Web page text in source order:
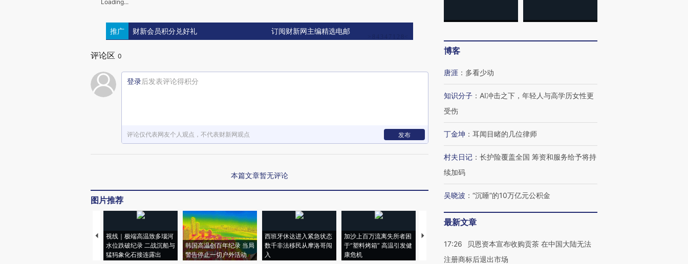
Loading...
推广 财新会员积分兑好礼 订阅财新网主编精选电邮
评论区 0
登录后发表评论得积分
评论仅代表网友个人观点，不代表财新网观点 发布
本篇文章暂无评论
图片推荐
视线｜极端高温致多瑙河
水位跌破纪录 二战沉船与
猛犸象化石接连露出
韩国高温创百年纪录 当局
警告停止一切户外活动
西班牙休达进入紧急状态
数千非法移民从摩洛哥闯
入
加沙上百万流离失所者困
于“塑料烤箱” 高温引发健
康危机
马航飞行员跨国走私7万
粒摇头丸 尿检体内含3种
术：是什么让中产们甘
心“花钱找虐”？
泽连斯基密集出访美英 索
博客
唐涯 ： 多看少动
知识分子 ： AI冲击之下，年轻人与高学历女性更
受伤
丁金坤 ： 耳闻目睹的几位律师
村夫日记 ： 长护险覆盖全国 筹资和服务给予将持
续加码
吴晓波 ： “沉睡”的10万亿元公积金
最新文章
17:26
贝恩资本宣布收购贡茶 在中国大陆无法
注册商标后退出市场